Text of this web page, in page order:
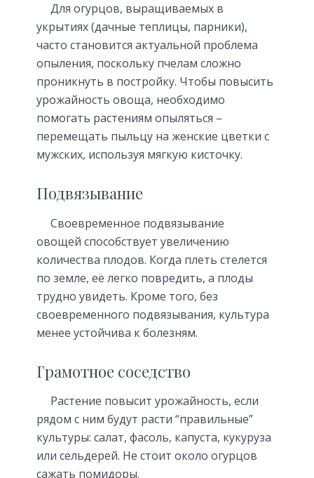
Для огурцов, выращиваемых в
укрытиях (дачные теплицы, парники),
часто становится актуальной проблема
опыления, поскольку пчелам сложно
проникнуть в постройку. Чтобы повысить
урожайность овоща, необходимо
помогать растениям опыляться –
перемещать пыльцу на женские цветки с
мужских, используя мягкую кисточку.
Подвязывание
Своевременное подвязывание
овощей способствует увеличению
количества плодов. Когда плеть стелется
по земле, её легко повредить, а плоды
трудно увидеть. Кроме того, без
своевременного подвязывания, культура
менее устойчива к болезням.
Грамотное соседство
Растение повысит урожайность, если
рядом с ним будут расти “правильные”
культуры: салат, фасоль, капуста, кукуруза
или сельдерей. Не стоит около огурцов
сажать помидоры.